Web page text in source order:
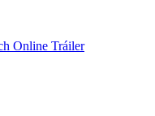
Online Tráiler